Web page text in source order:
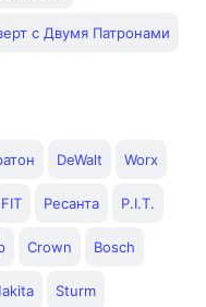
с Двумя Патронами
DeWalt Worx
FIT Ресанта P.I.T.
Crown Bosch
Sturm